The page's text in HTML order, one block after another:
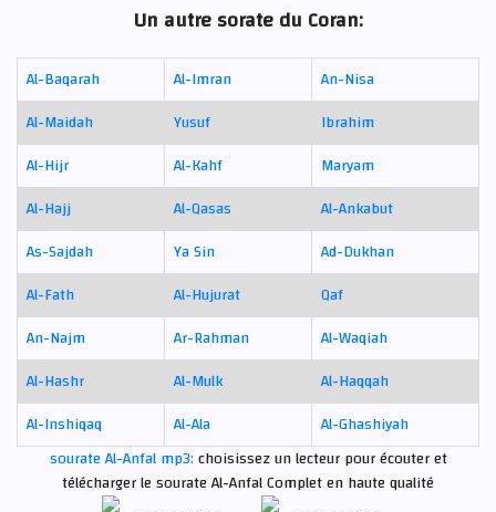
Un autre sorate du Coran:
Al-Baqarah Al-Imran
An-Nisa
Al-Maidah
Yusuf
Ibrahim
Al-Hijr
Al-Kahf
Maryam
Al-Hajj
Al-Qasas
Al-Ankabut
As-Sajdah
Ya Sin
Ad-Dukhan
Al-Fath
Al-Hujurat
Qaf
An-Najm
Ar-Rahman
Al-Waqiah
Al-Hashr
Al-Mulk
Al-Haqqah
Al-Inshiqaq
Al-Ala
Al-Ghashiyah
sourate Al-Anfal mp3:choisissez un lecteur pour écouter et
télécharger le sourate Al-Anfal Complet en haute qualité